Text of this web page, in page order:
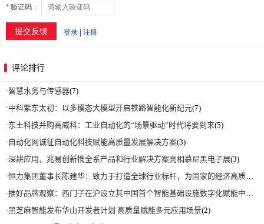
评论排行
·智慧水务与传感器(7)
·中科紫东太初：以多模态大模型开启铁路智能化新纪元(7)
·东土科技并购高威科：工业自动化的“场景驱动”时代将要到来(5)
· 自动化网诚征自动化科技赋能高质量发展解决方案(3)
·深耕应用，兆易创新携全系产品和行业解决方案亮相慕尼黑电子展(3)
·恒力集团董事长陈建华：致力于打造全球行业标杆，为国家的经济高质量发展贡献更大力量|上海电气集团党委书记、董事长吴磊来访
·推好品牌观察：西门子在沪设立其中国首个智能基础设施数字化赋能中心
·黑芝麻智能发布华山开发者计划 高质量赋能多元应用场景(2)